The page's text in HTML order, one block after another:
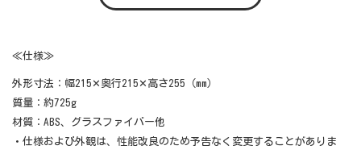
≪仕様≫
外形寸法：幅215✕奥行215✕高さ255（mm）
質量：約725g
材質：ABS、グラスファイバー他
・仕様および外観は、性能改良のため予告なく変更することがありま